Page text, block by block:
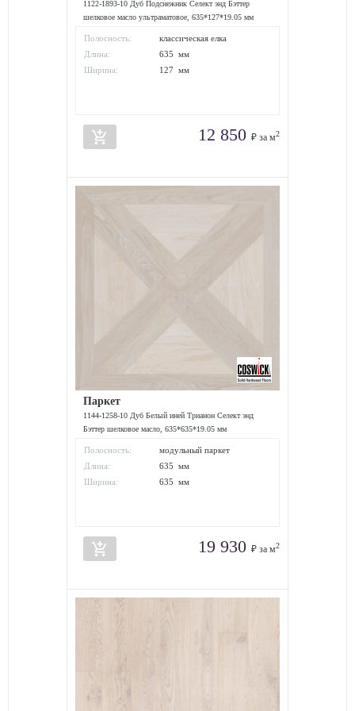
1122-1893-10 Дуб Подснежник Селект энд Бэттер
шелковое масло ультраматовое, 635*127*19.05 мм
Полосность:
классическая елка
Длина:
635 мм
Ширина:
127 мм
add_shopping_cart 12 850 ₽ за м2
Паркет
1144-1258-10 Дуб Белый иней Трианон Селект энд
Бэттер шелковое масло, 635*635*19.05 мм
Полосность:
модульный паркет
Длина:
635 мм
Ширина:
635 мм
add_shopping_cart 19 930 ₽ за м2